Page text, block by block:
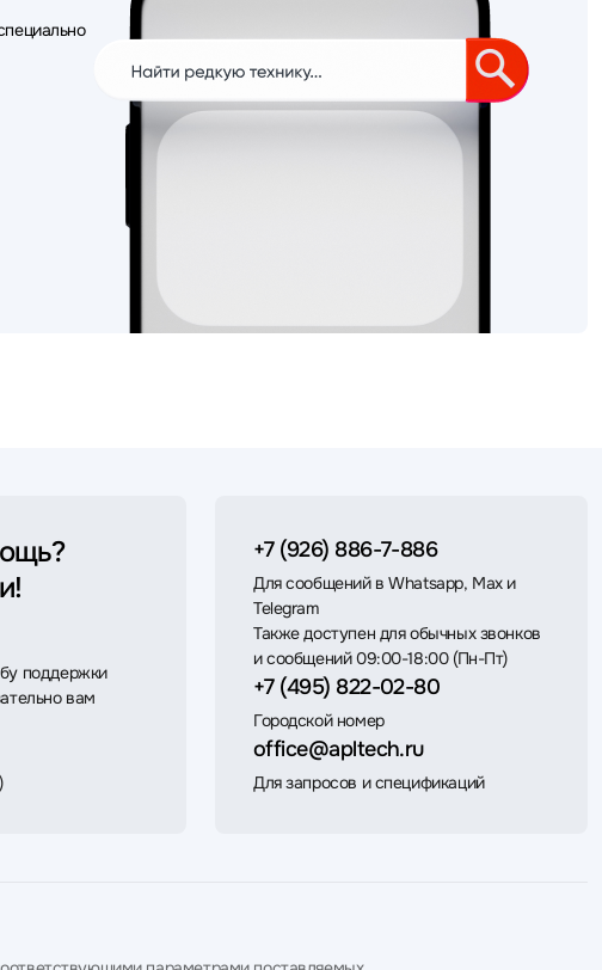
поддержки
вам
+7 (926) 886-7-886
Для сообщений в Whatsapp, Max и
Telegram
Также доступен для обычных звонков
и сообщений 09:00-18:00 (Пн-Пт)
+7 (495) 822-02-80
Городской номер
office@apltech.ru
Для запросов и спецификаций